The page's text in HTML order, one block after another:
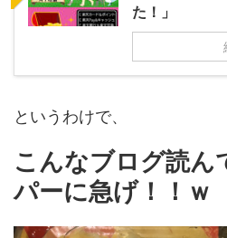
た！」
というわけで、
こんなブログ読ん
パーに急げ！！ｗ